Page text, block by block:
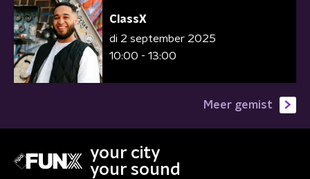
ClassX
di 2 september 2025
10:00 - 13:00
Meer gemist
your city
your sound